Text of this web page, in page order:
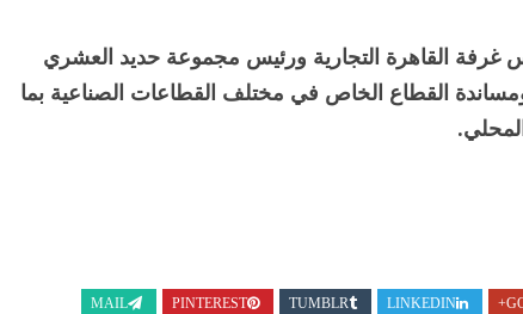
غرفة القاهرة التجارية ورئيس مجموعة حديد العشري
ومساندة القطاع الخاص في مختلف القطاعات الصناعية بما
LINKEDIN
TUMBLR
PINTEREST
MAIL